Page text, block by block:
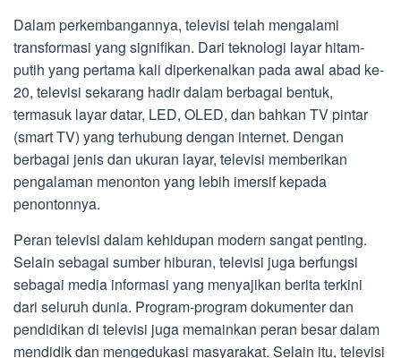
Dalam perkembangannya, televisi telah mengalami
transformasi yang signifikan. Dari teknologi layar hitam-
putih yang pertama kali diperkenalkan pada awal abad ke-
20, televisi sekarang hadir dalam berbagai bentuk,
termasuk layar datar, LED, OLED, dan bahkan TV pintar
(smart TV) yang terhubung dengan internet. Dengan
berbagai jenis dan ukuran layar, televisi memberikan
pengalaman menonton yang lebih imersif kepada
penontonnya.
Peran televisi dalam kehidupan modern sangat penting.
Selain sebagai sumber hiburan, televisi juga berfungsi
sebagai media informasi yang menyajikan berita terkini
dari seluruh dunia. Program-program dokumenter dan
pendidikan di televisi juga memainkan peran besar dalam
mendidik dan mengedukasi masyarakat. Selain itu, televisi